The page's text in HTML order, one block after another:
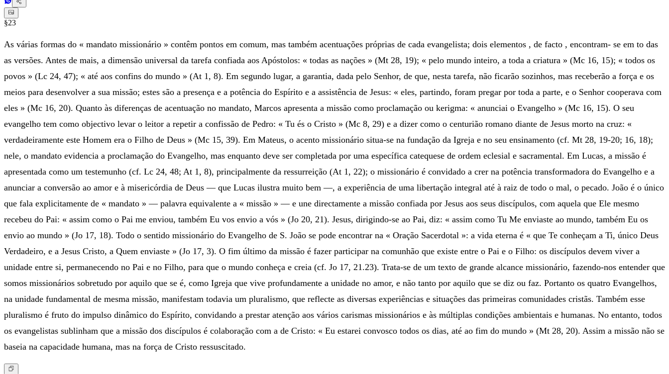
§23
As várias formas do « mandato missionário » contêm pontos em comum, mas também acentuações próprias de cada evangelista; dois elementos , de facto , encontram- se em to das
as versões. Antes de mais, a dimensão universal da tarefa confiada aos Apóstolos: « todas as nações » (Mt 28, 19); « pelo mundo inteiro, a toda a criatura » (Mc 16, 15); « todos os
povos » (Lc 24, 47); « até aos confins do mundo » (At 1, 8). Em segundo lugar, a garantia, dada pelo Senhor, de que, nesta tarefa, não ficarão sozinhos, mas receberão a força e os
meios para desenvolver a sua missão; estes são a presença e a potência do Espírito e a assistência de Jesus: « eles, partindo, foram pregar por toda a parte, e o Senhor cooperava com
eles » (Mc 16, 20). Quanto às diferenças de acentuação no mandato, Marcos apresenta a missão como proclamação ou kerigma: « anunciai o Evangelho » (Mc 16, 15). O seu
evangelho tem como objectivo levar o leitor a repetir a confissão de Pedro: « Tu és o Cristo » (Mc 8, 29) e a dizer como o centurião romano diante de Jesus morto na cruz: «
verdadeiramente este Homem era o Filho de Deus » (Mc 15, 39). Em Mateus, o acento missionário situa-se na fundação da Igreja e no seu ensinamento (cf. Mt 28, 19-20; 16, 18);
nele, o mandato evidencia a proclamação do Evangelho, mas enquanto deve ser completada por uma específica catequese de ordem eclesial e sacramental. Em Lucas, a missão é
apresentada como um testemunho (cf. Lc 24, 48; At 1, 8), principalmente da ressurreição (At 1, 22); o missionário é convidado a crer na potência transformadora do Evangelho e a
anunciar a conversão ao amor e à misericórdia de Deus — que Lucas ilustra muito bem —, a experiência de uma libertação integral até à raiz de todo o mal, o pecado. João é o único
que fala explicitamente de « mandato » — palavra equivalente a « missão » — e une directamente a missão confiada por Jesus aos seus discípulos, com aquela que Ele mesmo
recebeu do Pai: « assim como o Pai me enviou, também Eu vos envio a vós » (Jo 20, 21). Jesus, dirigindo-se ao Pai, diz: « assim como Tu Me enviaste ao mundo, também Eu os
envio ao mundo » (Jo 17, 18). Todo o sentido missionário do Evangelho de S. João se pode encontrar na « Oração Sacerdotal »: a vida eterna é « que Te conheçam a Ti, único Deus
Verdadeiro, e a Jesus Cristo, a Quem enviaste » (Jo 17, 3). O fim último da missão é fazer participar na comunhão que existe entre o Pai e o Filho: os discípulos devem viver a
unidade entre si, permanecendo no Pai e no Filho, para que o mundo conheça e creia (cf. Jo 17, 21.23). Trata-se de um texto de grande alcance missionário, fazendo-nos entender que
somos missionários sobretudo por aquilo que se é, como Igreja que vive profundamente a unidade no amor, e não tanto por aquilo que se diz ou faz. Portanto os quatro Evangelhos,
na unidade fundamental de mesma missão, manifestam todavia um pluralismo, que reflecte as diversas experiências e situações das primeiras comunidades cristãs. Também esse
pluralismo é fruto do impulso dinâmico do Espírito, convidando a prestar atenção aos vários carismas missionários e às múltiplas condições ambientais e humanas. No entanto, todos
os evangelistas sublinham que a missão dos discípulos é colaboração com a de Cristo: « Eu estarei convosco todos os dias, até ao fim do mundo » (Mt 28, 20). Assim a missão não se
baseia na capacidade humana, mas na força de Cristo ressuscitado.